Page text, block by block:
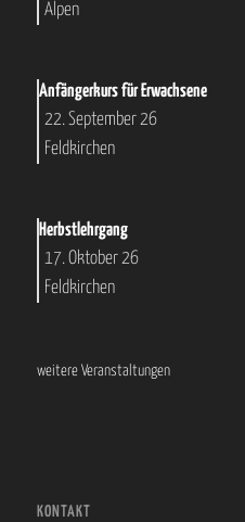
Alpen
Anfängerkurs für Erwachsene
22. September 26
Feldkirchen
Herbstlehrgang
17. Oktober 26
Feldkirchen
weitere Veranstaltungen
KONTAKT